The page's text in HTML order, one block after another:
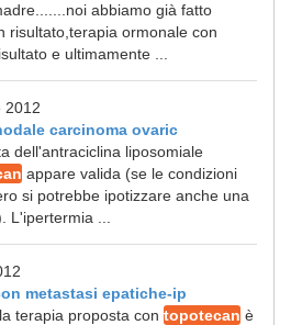
abbiamo già fatto
risultato,terapia ormonale con
e ultimamente ...
2012
carcinoma ovaric
dell'antraciclina liposomiale
appare valida (se le condizioni
si potrebbe ipotizzare anche una
L'ipertermia ...
metastasi epatiche-ip
terapia proposta con topotecan è